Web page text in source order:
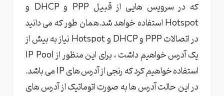
که در سرویس هایی از قبیل PPP و DHCP و
Hotspot استفاده خواهد شد.همان طور که می دانید
در اتصالات PPP و DHCP و Hotspot نیاز به بیش از
یک آدرس خواهیم داشت ، برای این منظور از IP Pool
استفاده خواهیم کرد که رنجی از آدرس های IP می باشد.
در این حالت آدرس ها به صورت اتوماتیک از آدرس های